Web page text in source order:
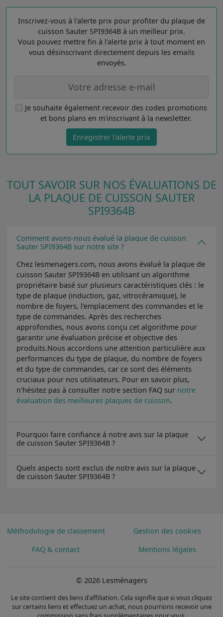
Inscrivez-vous à l'alerte prix pour profiter du plaque de
cuisson Sauter SPI9364B à un meilleur prix.
Vous pouvez mettre fin à l'alerte prix à tout moment en
vous désinscrivant directement depuis les emails
envoyés.
Je souhaite également recevoir des codes promotions
et bons plans en m'inscrivant à la newsletter.
Enregistrer l'alerte prix
TOUT SAVOIR SUR NOS ÉVALUATIONS DE
LA PLAQUE DE CUISSON SAUTER
SPI9364B
Comment avons-nous évalué la plaque de cuisson
Sauter SPI9364B sur notre site ?
Chez lesmenagers.com, nous avons évalué la plaque de
cuisson Sauter SPI9364B en utilisant un algorithme
propriétaire basé sur plusieurs caractéristiques clés : le
type de plaque (induction, gaz, vitrocéramique), le
nombre de foyers, l'emplacement des commandes et le
type de commandes. Après des recherches
approfondies, nous avons conçu cet algorithme pour
garantir une évaluation précise et objective des
produits.Nous accordons une attention particulière aux
performances du type de plaque, du nombre de foyers
et du type de commandes, car ce sont des éléments
cruciaux pour nos utilisateurs. Pour en savoir plus,
n'hésitez pas à consulter notre section FAQ sur notre
évaluation des meilleures plaques de cuisson.
Pourquoi faire confiance à notre avis sur la plaque
de cuisson Sauter SPI9364B ?
Quels aspects sont exclus de notre avis sur la plaque
de cuisson Sauter SPI9364B ?
Méthodologie de classement
Gestion des cookies
FAQ & contact
Mentions légales
© 2026 Lesménagers
Le site contient des liens d'affiliation. Cela signifie que si vous cliquez
sur certains liens et effectuez un achat, nous pourrions recevoir une